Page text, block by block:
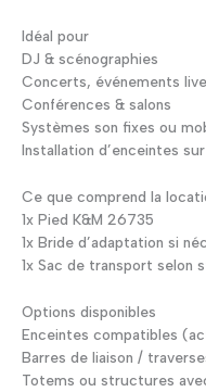
Idéal pour
DJ & scénographies
Concerts, événements live
Conférences & salons
Systèmes son fixes ou
Installation d’enceintes
Ce que comprend la
1x Pied K&M 26735
1x Bride d’adaptation si
1x Sac de transport selon
Options disponibles
Enceintes compatibles
Barres de liaison /
Totems ou structures